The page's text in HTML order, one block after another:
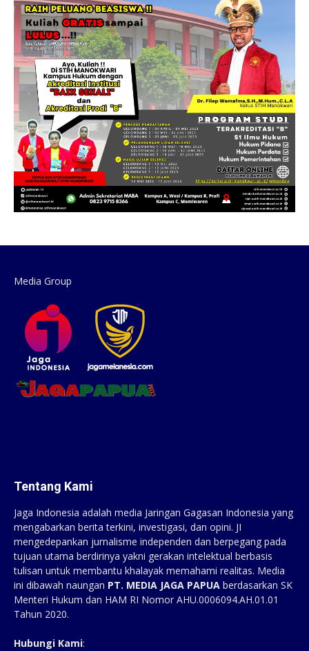
Media Group
Tentang Kami
Jaga Indonesia adalah media Jaringan Gagasan Indonesia yang
mengabarkan berita terkini, investigasi, dan opini. JI
mengedepankan jurnalisme independen dan berpegang pada
tujuan utama berdirinya yakni gerakan intelektual berbasis
tulisan untuk membantu khalayak memahami realitas. Media
ini dibawah naungan PT. MEDIA JAGA PAPUA berdasarkan SK
Menteri Hukum dan HAM RI Nomor AHU.0006094.AH.01.01
Tahun 2020.
Hubungi Kami: